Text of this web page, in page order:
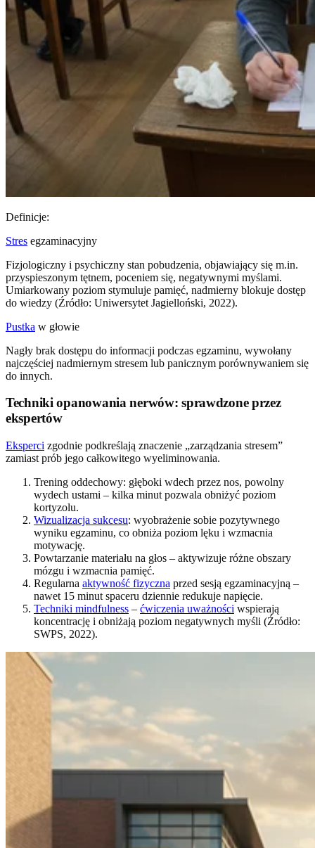
Definicje:
Stres egzaminacyjny
Fizjologiczny i psychiczny stan pobudzenia, objawiający się m.in.
przyspieszonym tętnem, poceniem się, negatywnymi myślami.
Umiarkowany poziom stymuluje pamięć, nadmierny blokuje dostęp
do wiedzy (Źródło: Uniwersytet Jagielloński, 2022).
Pustka w głowie
Nagły brak dostępu do informacji podczas egzaminu, wywołany
najczęściej nadmiernym stresem lub panicznym porównywaniem się
do innych.
Techniki opanowania nerwów: sprawdzone przez
ekspertów
Eksperci zgodnie podkreślają znaczenie „zarządzania stresem”
zamiast prób jego całkowitego wyeliminowania.
Trening oddechowy: głęboki wdech przez nos, powolny
wydech ustami – kilka minut pozwala obniżyć poziom
kortyzolu.
Wizualizacja sukcesu: wyobrażenie sobie pozytywnego
wyniku egzaminu, co obniża poziom lęku i wzmacnia
motywację.
Powtarzanie materiału na głos – aktywizuje różne obszary
mózgu i wzmacnia pamięć.
Regularna aktywność fizyczna przed sesją egzaminacyjną –
nawet 15 minut spaceru dziennie redukuje napięcie.
Techniki mindfulness – ćwiczenia uważności wspierają
koncentrację i obniżają poziom negatywnych myśli (Źródło:
SWPS, 2022).